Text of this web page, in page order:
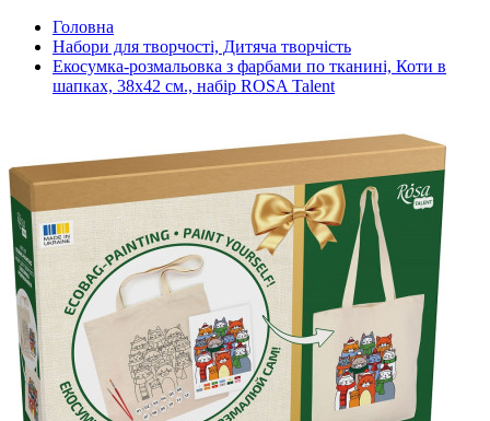
Головна
Набори для творчості, Дитяча творчість
Екосумка-розмальовка з фарбами по тканині, Коти в
шапках, 38х42 см., набір ROSA Talent